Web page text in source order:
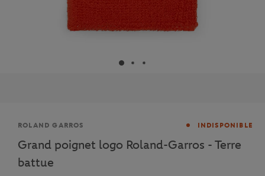
Marque
ROLAND GARROS INDISPONIBLE
Grand poignet logo Roland-Garros - Terre
battue